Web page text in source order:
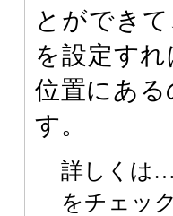
とができ
を設定す
位置にある
す。
詳しくは
をチェッ